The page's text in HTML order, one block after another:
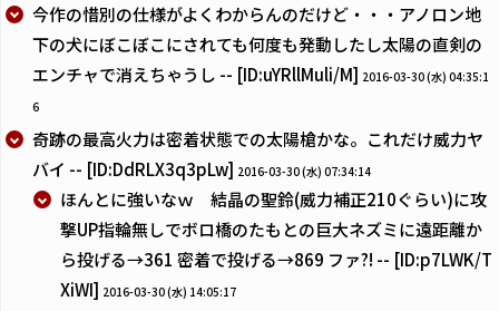
今作の惜別の仕様がよくわからんのだけど・・・アノロン地
下の犬にぼこぼこにされても何度も発動したし太陽の直剣の
エンチャで消えちゃうし -- [ID:uYRllMuli/M] 2016-03-30 (水) 04:35:1
6
奇跡の最高火力は密着状態での太陽槍かな。これだけ威力ヤ
バイ -- [ID:DdRLX3q3pLw] 2016-03-30 (水) 07:34:14
ほんとに強いなｗ 結晶の聖鈴(威力補正210ぐらい)に攻
撃UP指輪無しでボロ橋のたもとの巨大ネズミに遠距離か
ら投げる→361 密着で投げる→869 ファ?! -- [ID:p7LWK/T
XiWI] 2016-03-30 (水) 14:05:17